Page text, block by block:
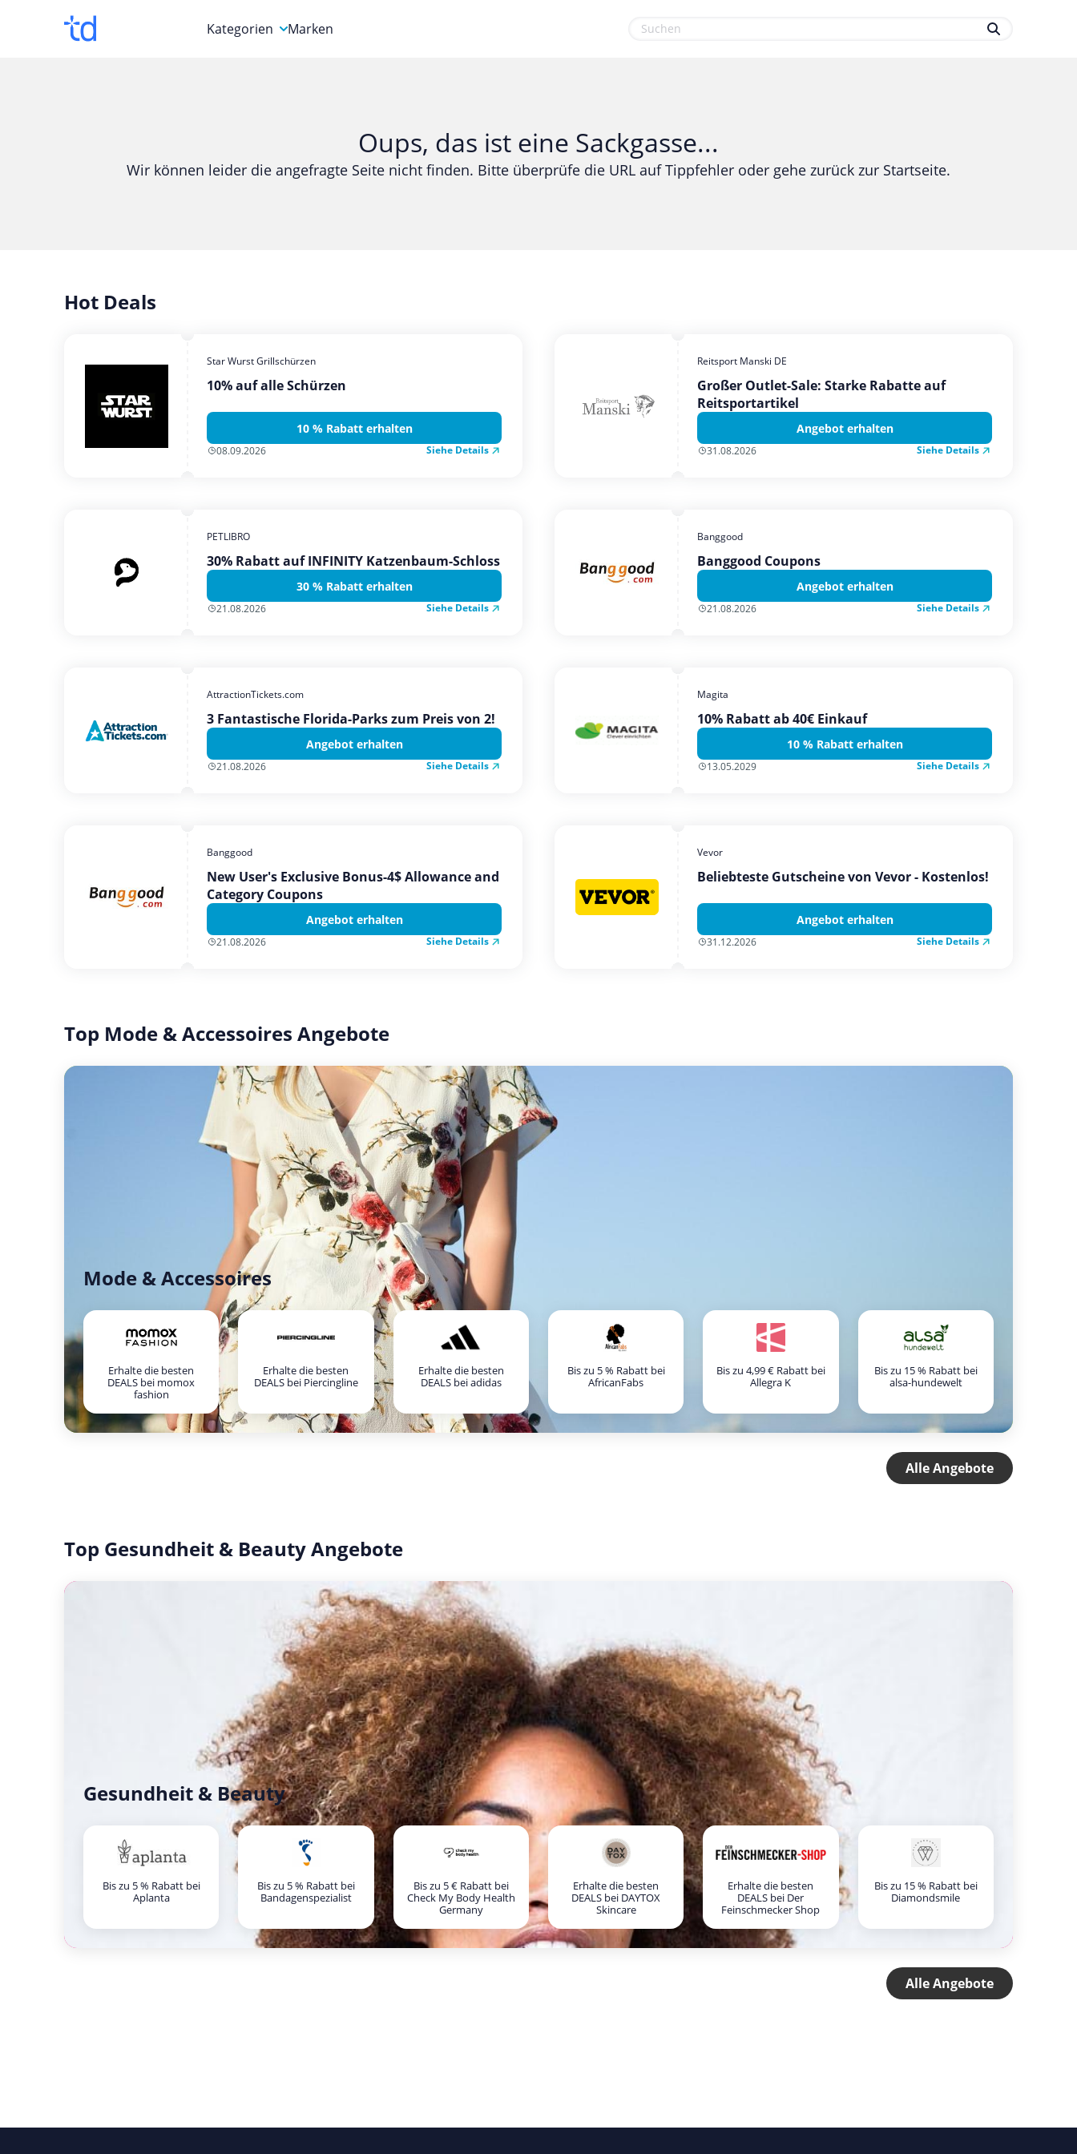
Kategorien
Computer & Elektronik
Gesundheit & Beauty
Mobilfunk & Internet
Marken
Oups, das ist eine Sackgasse...
Wir können leider die angefragte Seite nicht finden. Bitte überprüfe die URL auf Tippfehler oder gehe zurück zur Startseite.
Hot Deals
Star Wurst Grillschürzen
10% auf alle Schürzen
10 % Rabatt erhalten
08.09.2026 Siehe Details
Reitsport Manski DE
Großer Outlet-Sale: Starke Rabatte auf
Reitsportartikel
Angebot erhalten
31.08.2026 Siehe Details
PETLIBRO
30% Rabatt auf INFINITY Katzenbaum-Schloss
30 % Rabatt erhalten
21.08.2026 Siehe Details
Banggood
Banggood Coupons
Angebot erhalten
21.08.2026 Siehe Details
AttractionTickets.com
3 Fantastische Florida-Parks zum Preis von 2!
Angebot erhalten
21.08.2026 Siehe Details
Magita
10% Rabatt ab 40€ Einkauf
10 % Rabatt erhalten
13.05.2029 Siehe Details
Banggood
New User's Exclusive Bonus-4$ Allowance and
Category Coupons
Angebot erhalten
21.08.2026 Siehe Details
Vevor
Beliebteste Gutscheine von Vevor - Kostenlos!
Angebot erhalten
31.12.2026 Siehe Details
Top Mode & Accessoires Angebote
Mode & Accessoires
Erhalte die besten
DEALS bei momox
fashion
Erhalte die besten
DEALS bei Piercingline
Erhalte die besten
DEALS bei adidas
Bis zu 5 % Rabatt bei
AfricanFabs
Bis zu 4,99 € Rabatt bei
Allegra K
Bis zu 15 % Rabatt bei
alsa-hundewelt
Alle Angebote
Top Gesundheit & Beauty Angebote
Gesundheit & Beauty
Bis zu 5 % Rabatt bei
Aplanta
Bis zu 5 % Rabatt bei
Bandagenspezialist
Bis zu 5 € Rabatt bei
Check My Body Health
Germany
Erhalte die besten
DEALS bei DAYTOX
Skincare
Erhalte die besten
DEALS bei Der
Feinschmecker Shop
Bis zu 15 % Rabatt bei
Diamondsmile
Alle Angebote